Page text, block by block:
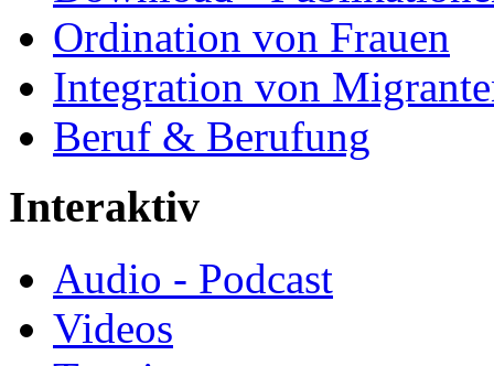
Ordination von Frauen
Integration von
Beruf & Berufung
Interaktiv
Audio - Podcast
Videos